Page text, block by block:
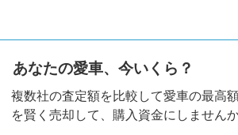
あなたの愛車、今いくら？
複数社の査定額を比較して愛車の最高
を賢く売却して、購入資金にしません